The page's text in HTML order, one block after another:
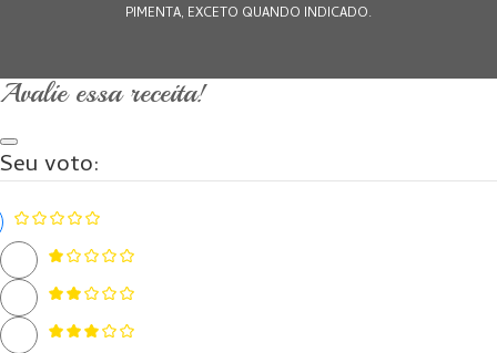
PIMENTA, EXCETO QUANDO INDICADO.
Avalie essa receita!
Seu voto: